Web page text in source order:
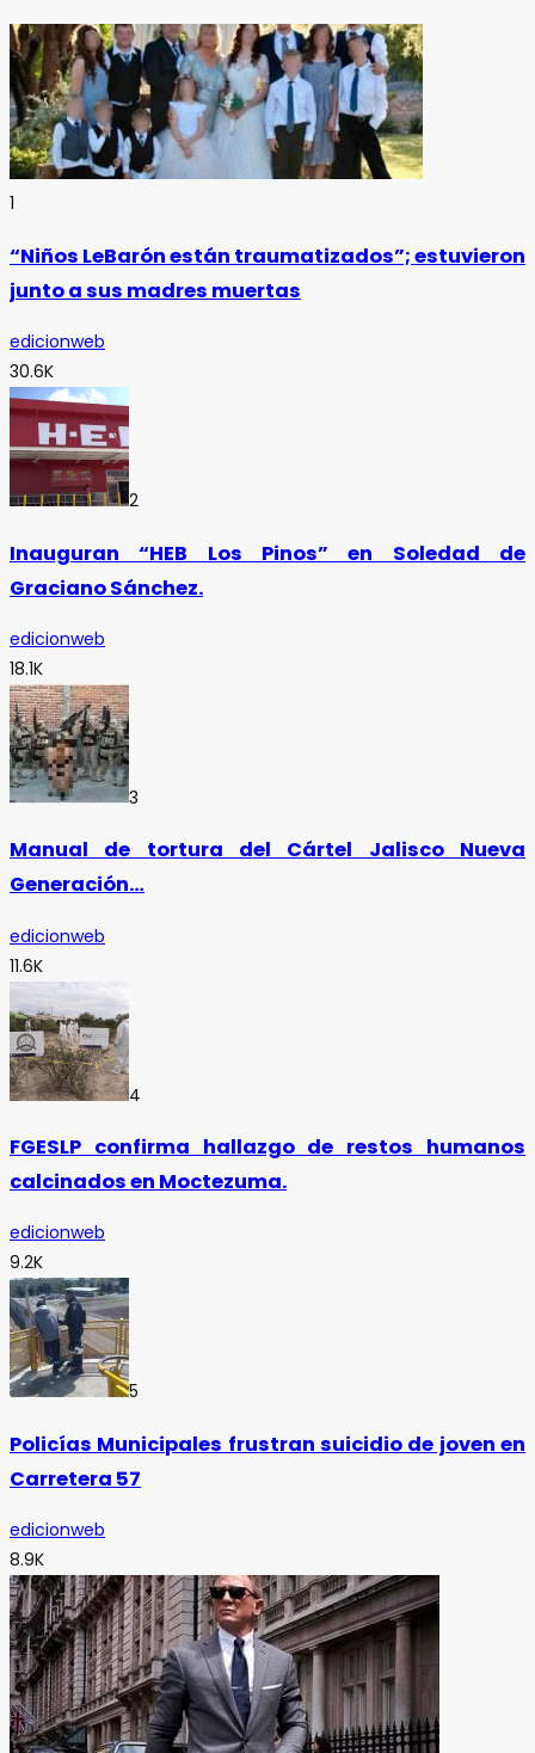
1
“Niños LeBarón están traumatizados”; estuvieron
junto a sus madres muertas
edicionweb
30.6K
2
Inauguran “HEB Los Pinos” en Soledad de
Graciano Sánchez.
edicionweb
18.1K
3
Manual de tortura del Cártel Jalisco Nueva
Generación…
edicionweb
11.6K
4
FGESLP confirma hallazgo de restos humanos
calcinados en Moctezuma.
edicionweb
9.2K
5
Policías Municipales frustran suicidio de joven en
Carretera 57
edicionweb
8.9K